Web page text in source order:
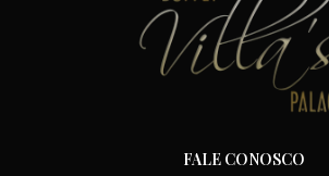
FALE CONOSCO